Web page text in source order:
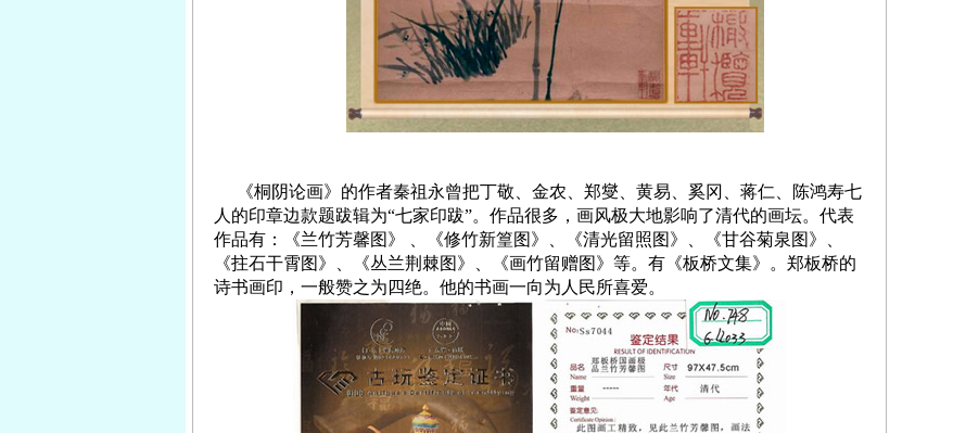
《桐阴论画》的作者秦祖永曾把丁敬、金农、郑燮、黄易、奚冈、蒋仁、陈鸿寿七
人的印章边款题跋辑为“七家印跋”。作品很多，画风极大地影响了清代的画坛。代表
作品有：《兰竹芳馨图》
、《修竹新篁图》、《清光留照图》、《甘谷菊泉图》、
《拄石干霄图》、《丛兰荆棘图》、《画竹留赠图》等。有《板桥文集》。郑板桥的
诗书画印，一般赞之为四绝。他的书画一向为人民所喜爱。